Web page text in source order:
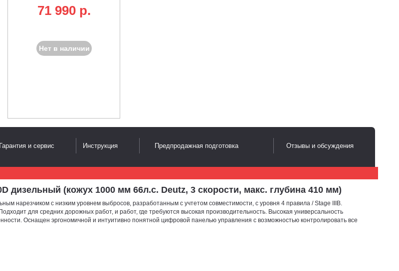
71 990 p.
Нет в наличии
дизельный (кожух 1000 мм 66л.с. Deutz, 3 скорости, макс. глубина 410 мм)
нарезчиком с низким уровнем выбросов, разработанным с учтетом совместимости, с уровня 4 правила / Stage IIIB.
для средних дорожных работ, и работ, где требуются высокая производительность. Высокая универсальность
Оснащен эргономичной и интуитивно понятной цифровой панелью управления с возможностью контролировать все
Гарантия и сервис Инструкция Предпродажная подготовка Отзывы и обсуждения